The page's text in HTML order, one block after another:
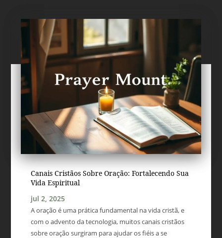
Canais Cristãos Sobre Oração: Fortalecendo Sua
Vida Espiritual
jul 2, 2025
A oração é uma prática fundamental na vida cristã, e
com o advento da tecnologia, muitos canais cristãos
sobre oração surgiram para ajudar os fiéis a se